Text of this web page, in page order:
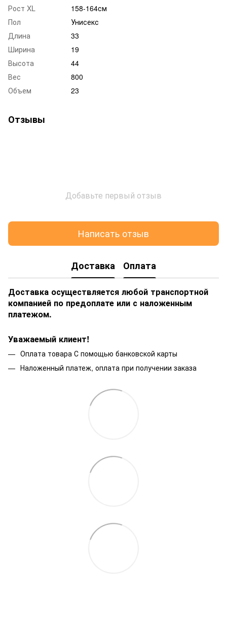
Рост XL
158-164см
Пол
Унисекс
Длина
33
Ширина
19
Высота
44
Вес
800
Объем
23
Отзывы
Добавьте первый отзыв
Написать отзыв
Доставка Оплата
Доставка осуществляется любой транспортной
компанией по предоплате или с наложенным
платежом.
Уважаемый клиент!
Оплата товара С помощью банковской карты
Наложенный платеж, оплата при получении заказа